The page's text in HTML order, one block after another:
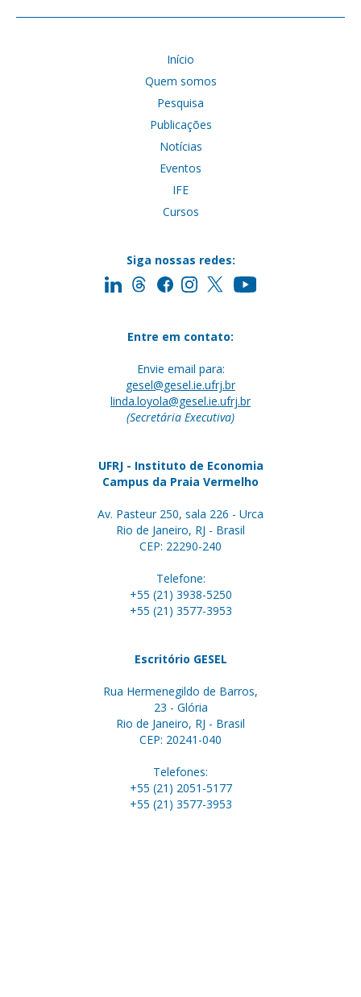
Início
Quem somos
Pesquisa
Publicações
Notícias
Eventos
IFE
Cursos
Siga nossas redes:
Entre em contato:
Envie email para:
gesel@gesel.ie.ufrj.br
linda.loyola@gesel.ie.ufrj.br
(Secretária Executiva)
UFRJ - Instituto de Economia
Campus da Praia Vermelho
Av. Pasteur 250, sala 226 - Urca
Rio de Janeiro, RJ - Brasil
CEP: 22290-240
Telefone:
+55 (21) 3938-5250
+55 (21) 3577-3953
Escritório GESEL
Rua Hermenegildo de Barros,
23 - Glória
Rio de Janeiro, RJ - Brasil
CEP: 20241-040
Telefones:
+55 (21) 2051-5177
+55 (21) 3577-3953